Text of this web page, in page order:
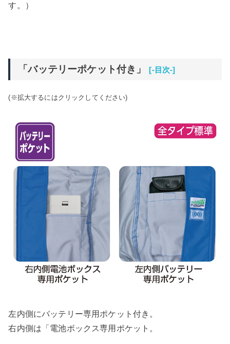
す。）
「バッテリーポケット付き」 [-目次-]
(※拡大するにはクリックしてください)
左内側にバッテリー専用ポケット付き。
右内側は「電池ボックス専用ポケット。